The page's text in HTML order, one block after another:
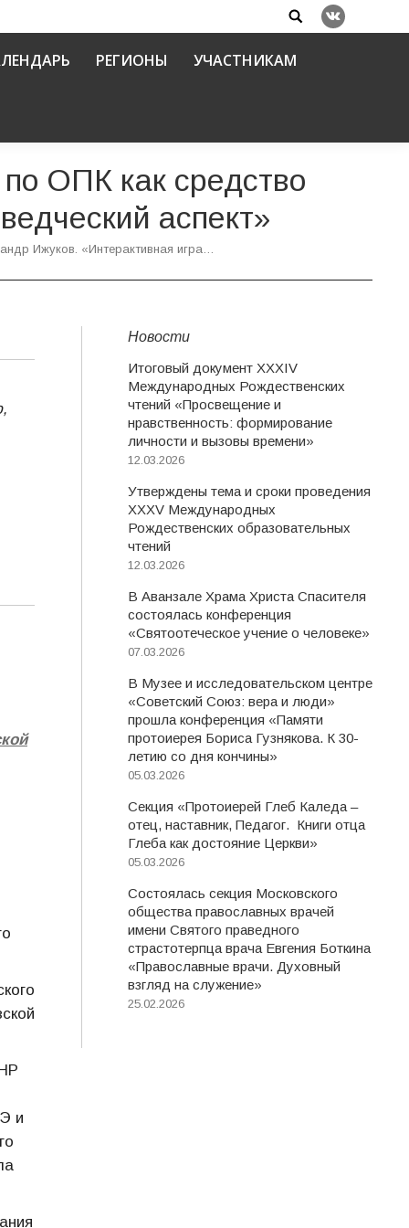
Search:
Вконтакте
РЕГИОНЫ УЧАСТНИКАМ
ОПК как средство
аспект»
Ижуков. «Интерактивная игра…
и
Новости
Итоговый документ XXХIV
Международных Рождественских
чтений «Просвещение и
нравственность: формирование
личности и вызовы времени»
12.03.2026
Утверждены тема и сроки проведения
XXXV Международных
Рождественских образовательных
чтений
12.03.2026
В Аванзале Храма Христа Спасителя
состоялась конференция
«Святоотеческое учение о человеке»
07.03.2026
В Музее и исследовательском центре
«Советский Союз: вера и люди»
прошла конференция «Памяти
протоиерея Бориса Гузнякова. К 30-
летию со дня кончины»
05.03.2026
Секция «Протоиерей Глеб Каледа –
отец, наставник, Педагог. Книги отца
Глеба как достояние Церкви»
05.03.2026
Состоялась секция Московского
общества православных врачей
имени Святого праведного
страстотерпца врача Евгения Боткина
«Православные врачи. Духовный
взгляд на служение»
25.02.2026